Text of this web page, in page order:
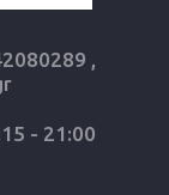
,
- 21:00